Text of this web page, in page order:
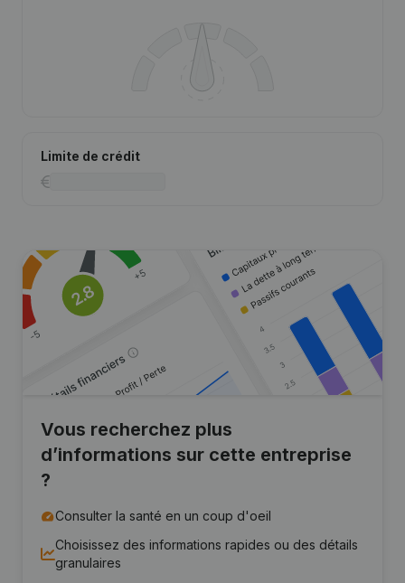
Limite de crédit
Vous recherchez plus
d’informations sur cette entreprise
?
Consulter la santé en un coup d'oeil
Choisissez des informations rapides ou des détails
granulaires